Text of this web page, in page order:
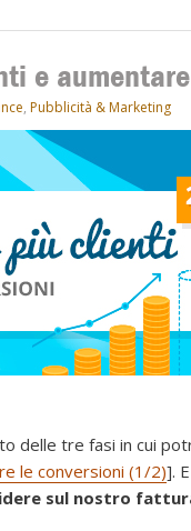
e
, Pubblicità & Marketing
delle tre fasi in cui
le conversioni (1/2)].
sul nostro